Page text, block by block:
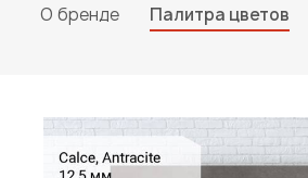
O бренде Палитра цветов